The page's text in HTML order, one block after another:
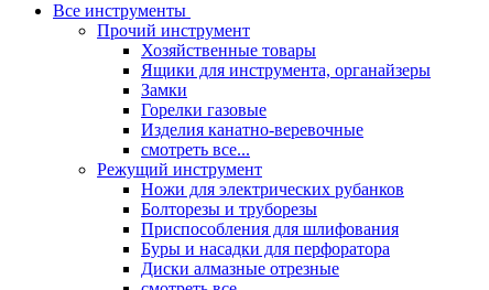
Все инструменты
Прочий инструмент
Хозяйственные товары
Ящики для инструмента, органайзеры
Замки
Горелки газовые
Изделия канатно-веревочные
смотреть все...
Режущий инструмент
Ножи для электрических рубанков
Болторезы и труборезы
Приспособления для шлифования
Буры и насадки для перфоратора
Диски алмазные отрезные